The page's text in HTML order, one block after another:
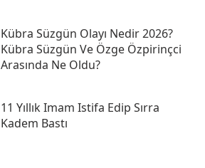
Kübra Süzgün Olayı Nedir 2026?
Kübra Süzgün Ve Özge Özpirinçci
Arasında Ne Oldu?
11 Yıllık Imam Istifa Edip Sırra
Kadem Bastı